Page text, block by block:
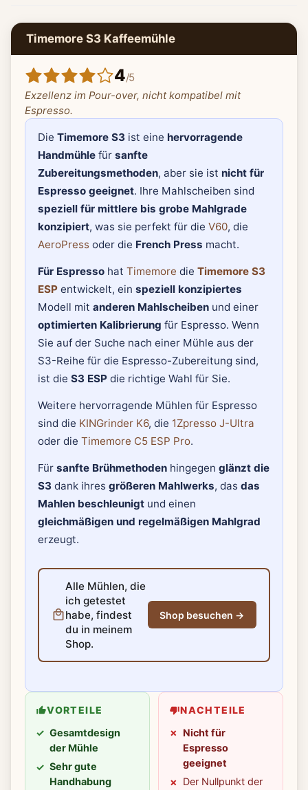
Timemore S3 Kaffeemühle
4/5
Exzellenz im Pour-over, nicht kompatibel mit
Espresso.
Die Timemore S3ist eine hervorragende
Handmühlefür sanfte
Zubereitungsmethoden, aber sie ist nicht für
Espresso geeignet. Ihre Mahlscheiben sind
speziell für mittlere bis grobe Mahlgrade
konzipiert, was sie perfekt für die V60, die
AeroPressoder die French Press macht.
Für Espressohat Timemore die Timemore S3
ESPentwickelt, ein speziell konzipiertes
Modell mit anderen Mahlscheibenund einer
optimierten Kalibrierung für Espresso. Wenn
Sie auf der Suche nach einer Mühle aus der
S3-Reihe für die Espresso-Zubereitung sind,
ist die S3 ESPdie richtige Wahl für Sie.
Weitere hervorragende Mühlen für Espresso
sind die KINGrinder K6, die 1Zpresso J-Ultra
oder die Timemore C5 ESP Pro.
Für sanfte Brühmethodenhingegen glänzt die
S3dank ihres größeren Mahlwerks, das das
Mahlen beschleunigtund einen
gleichmäßigen und regelmäßigen Mahlgrad
erzeugt.
Alle Mühlen, die
ich getestet
habe, findest
du in meinem
Shop.
Shop besuchen →
VORTEILE
Gesamtdesign
der Mühle
Sehr gute
Handhabung
NACHTEILE
Nicht für
Espresso
geeignet
Der Nullpunkt der